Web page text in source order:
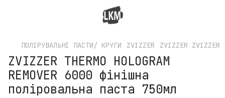
ПОЛІРУВАЛЬНІ ПАСТИ/ КРУГИ ZVIZZER ZVIZZER ZVIZZER
ZVIZZER THERMO HOLOGRAM
REMOVER 6000 фінішна
поліровальна паста 750мл